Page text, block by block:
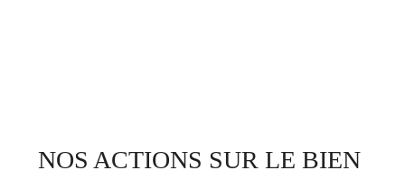
NOS ACTIONS SUR LE BIEN